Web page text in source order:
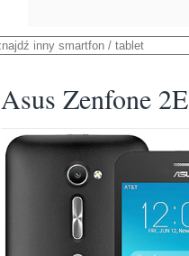
Asus Zenfone 2E